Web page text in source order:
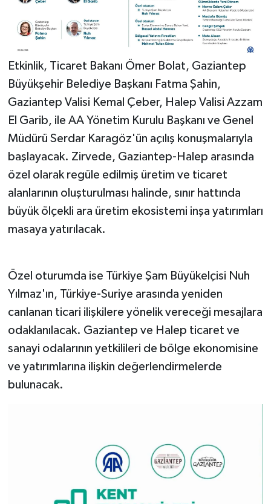
Etkinlik, Ticaret Bakanı Ömer Bolat, Gaziantep
Büyükşehir Belediye Başkanı Fatma Şahin,
Gaziantep Valisi Kemal Çeber, Halep Valisi Azzam
El Garib, ile AA Yönetim Kurulu Başkanı ve Genel
Müdürü Serdar Karagöz'ün açılış konuşmalarıyla
başlayacak. Zirvede, Gaziantep-Halep arasında
özel olarak regüle edilmiş üretim ve ticaret
alanlarının oluşturulması halinde, sınır hattında
büyük ölçekli ara üretim ekosistemi inşa yatırımları
masaya yatırılacak.
Özel oturumda ise Türkiye Şam Büyükelçisi Nuh
Yılmaz'ın, Türkiye-Suriye arasında yeniden
canlanan ticari ilişkilere yönelik vereceği mesajlara
odaklanılacak. Gaziantep ve Halep ticaret ve
sanayi odalarının yetkilileri de bölge ekonomisine
ve yatırımlarına ilişkin değerlendirmelerde
bulunacak.